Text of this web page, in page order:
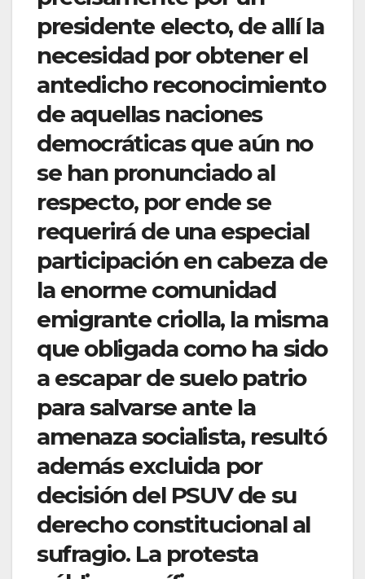
presidente electo, de allí la
necesidad por obtener el
antedicho reconocimiento
de aquellas naciones
democráticas que aún no
se han pronunciado al
respecto, por ende se
requerirá de una especial
participación en cabeza de
la enorme comunidad
emigrante criolla, la misma
que obligada como ha sido
a escapar de suelo patrio
para salvarse ante la
amenaza socialista, resultó
además excluida por
decisión del PSUV de su
derecho constitucional al
sufragio. La protesta